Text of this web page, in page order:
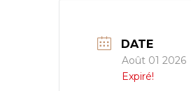
DATE
Août 01 2026
Expiré!